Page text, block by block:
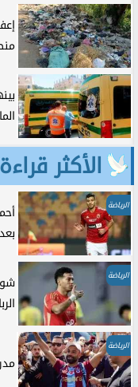
الأكثر قراءة
الرياضة
الرياضة
الرياضة